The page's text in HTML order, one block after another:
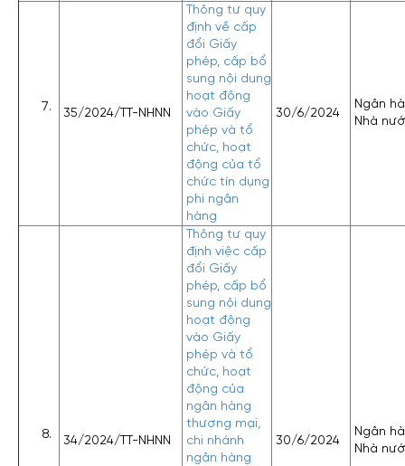
35/2024/TT-NHNN
Thông tư quy
định về cấp
đổi Giấy
phép, cấp bổ
sung nội dung
hoạt động
vào Giấy
phép và tổ
chức, hoạt
động của tổ
chức tín dụng
phi ngân
hàng
30/6/2024
Ngân
Nhà
34/2024/TT-NHNN
Thông tư quy
định việc cấp
đổi Giấy
phép, cấp bổ
sung nội dung
hoạt động
vào Giấy
phép và tổ
chức, hoạt
động của
ngân hàng
thương mại,
chi nhánh
ngân hàng
30/6/2024
Ngân
Nhà